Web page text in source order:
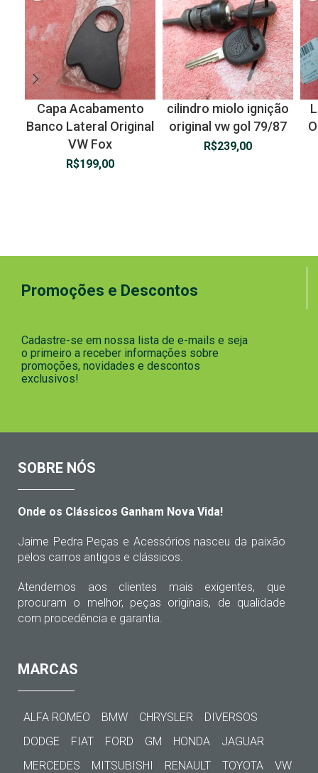
Capa Acabamento
Banco Lateral Original
VW Fox
R$199,00
cilindro miolo ignição
original vw gol 79/87
R$239,00
Promoções e Descontos
Cadastre-se em nossa lista de e-mails e seja
o primeiro a receber informações sobre
promoções, novidades e descontos
exclusivos!
SOBRE NÓS
Onde os Clássicos Ganham Nova Vida!
Jaime Pedra Peças e Acessórios nasceu da paixão
pelos carros antigos e clássicos.
Atendemos aos clientes mais exigentes, que
procuram o melhor, peças originais, de qualidade
com procedência e garantia.
MARCAS
ALFA ROMEO BMW CHRYSLER
DIVERSOS
DODGE
FIAT FORD GM HONDA
JAGUAR
MERCEDES
MITSUBISHI RENAULT TOYOTA
VW